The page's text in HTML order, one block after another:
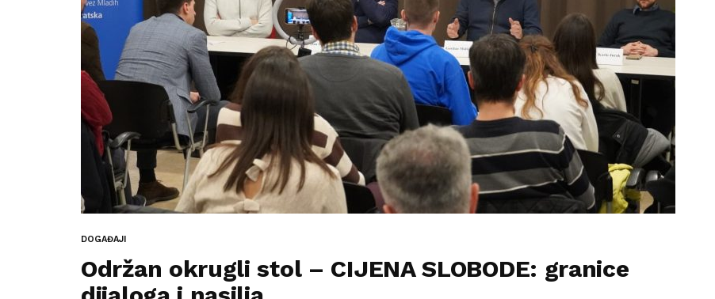
DOGAĐAJI
Održan okrugli stol – CIJENA SLOBODE: granice